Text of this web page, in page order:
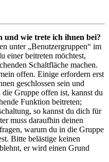
und wie trete ich ihnen bei?
unter „Benutzergruppen“ im
einer beitreten möchtest,
Schaltfläche machen.
offen. Einige erfordern erst
geschlossen sein und
Gruppe offen ist, kannst du
Funktion beitreten;
so kannst du dich für
muss daraufhin deinen
warum du in die Gruppe
Bitte belästige keinen
er wird einen Grund